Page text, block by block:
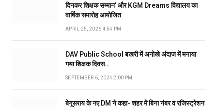
दिनकर शिक्षक सम्मान’ और KGM Dreams विद्यालय का
वार्षिक समारोह आयोजित
APRIL 25, 2026 4:54 PM
DAV Public School बखरी में अनोखे अंदाज में मनाया
गया शिक्षक दिवस…
SEPTEMBER 6, 2024 2:00 PM
बेगूसराय के नए DM ने कहा- शहर में बिना नंबर व रजिस्ट्रेशन